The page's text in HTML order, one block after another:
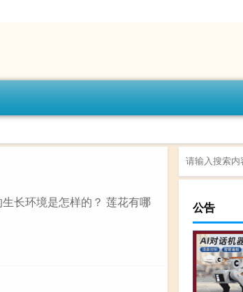
长环境是怎样的？ 莲花有哪
公告